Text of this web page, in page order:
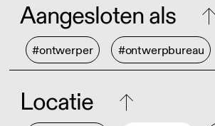
Aangesloten als
#ontwerper #ontwerpbureau
Locatie